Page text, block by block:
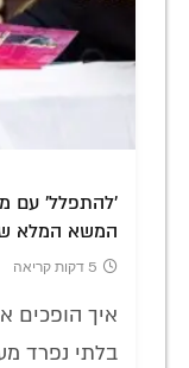
'להתפלל' עם
המשא המלא
5 דקות קריאה
איך הופכים
בלתי נפרד